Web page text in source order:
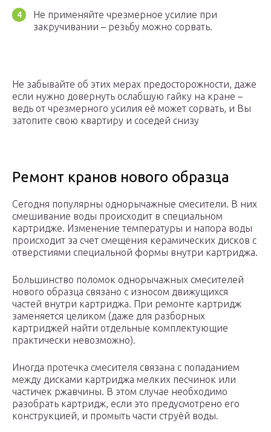
Не применяйте чрезмерное усилие при
закручивании – резьбу можно сорвать.
Не забывайте об этих мерах предосторожности, даже
если нужно довернуть ослабшую гайку на кране –
ведь от чрезмерного усилия её может сорвать, и Вы
затопите свою квартиру и соседей снизу
Ремонт кранов нового образца
Сегодня популярны однорычажные смесители. В них
смешивание воды происходит в специальном
картридже. Изменение температуры и напора воды
происходит за счет смещения керамических дисков с
отверстиями специальной формы внутри картриджа.
Большинство поломок однорычажных смесителей
нового образца связано с износом движущихся
частей внутри картриджа. При ремонте картридж
заменяется целиком (даже для разборных
картриджей найти отдельные комплектующие
практически невозможно).
Иногда протечка смесителя связана с попаданием
между дисками картриджа мелких песчинок или
частичек ржавчины. В этом случае необходимо
разобрать картридж, если это предусмотрено его
конструкцией, и промыть части струёй воды.